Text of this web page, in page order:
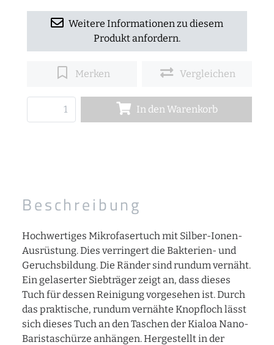
Weitere Informationen zu diesem
Produkt anfordern.
Merken Vergleichen
In den Warenkorb
Beschreibung
Hochwertiges Mikrofasertuch mit Silber-Ionen-
Ausrüstung. Dies verringert die Bakterien- und
Geruchsbildung. Die Ränder sind rundum vernäht.
Ein gelaserter Siebträger zeigt an, dass dieses
Tuch für dessen Reinigung vorgesehen ist. Durch
das praktische, rundum vernähte Knopfloch lässt
sich dieses Tuch an den Taschen der Kialoa Nano-
Baristaschürze anhängen. Hergestellt in der